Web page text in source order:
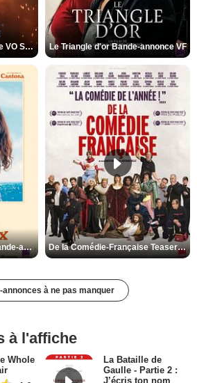
L'Odyssée Bande-annonce VO STFR Le Triangle d'or Bande-annonce VF
Les Matins merveilleux Bande-annonce VF De la Comédie-Française Teaser VF
annonces à ne pas manquer
à l'affiche
Whole
La Bataille de
Gaulle - Partie 2 :
J’écris ton nom